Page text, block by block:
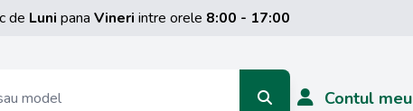
de Luni pana Vineri intre orele 8:00 - 17:00
Contul meu